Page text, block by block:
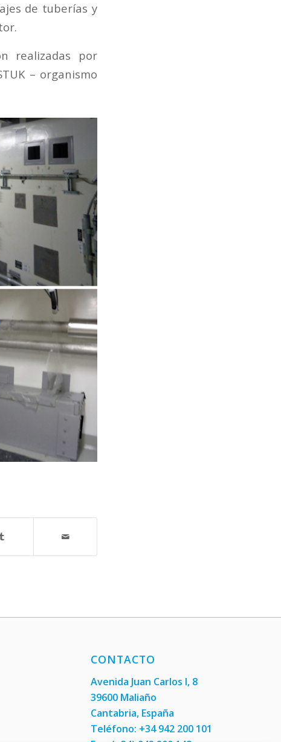
de tuberías y
realizadas por
– organismo
CONTACTO
Avenida Juan Carlos I, 8
39600 Maliaño
Cantabria, España
Teléfono: +34 942 200 101